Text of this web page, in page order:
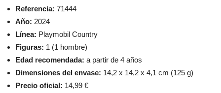
Referencia: 71444
Año: 2024
Línea: Playmobil Country
Figuras: 1 (1 hombre)
Edad recomendada: a partir de 4 años
Dimensiones del envase: 14,2 x 14,2 x 4,1 cm (125 g)
Precio oficial: 14,99 €